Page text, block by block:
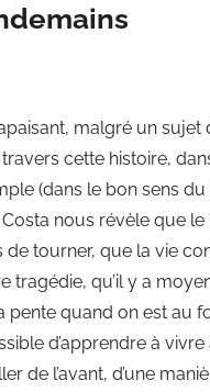
malgré un sujet
cette histoire,
(dans le bon sens du
Costa nous révèle que
de tourner, que la vie
tragédie, qu’il y a
pente quand on est au
d’apprendre à
de l’avant, d’une